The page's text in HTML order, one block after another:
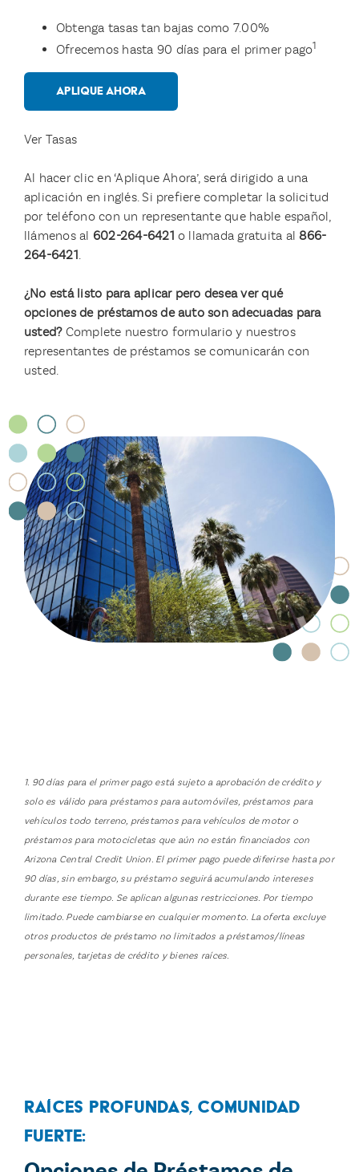
Obtenga tasas tan bajas como 7.00%
Ofrecemos hasta 90 días para el primer pago1
APLIQUE AHORA
Ver Tasas
Al hacer clic en ‘Aplique Ahora’, será dirigido a una
aplicación en inglés. Si prefiere completar la solicitud
por teléfono con un representante que hable español,
llámenos al 602-264-6421 o llamada gratuita al866-
264-6421.
¿No está listo para aplicar pero desea ver qué
opciones de préstamos de auto son adecuadas para
usted?Complete nuestro formulario y nuestros
representantes de préstamos se comunicarán con
usted.
1. 90 días para el primer pago está sujeto a aprobación de crédito y
solo es válido para préstamos para automóviles, préstamos para
vehículos todo terreno, préstamos para vehículos de motor o
préstamos para motocicletas que aún no están financiados con
Arizona Central Credit Union. El primer pago puede diferirse hasta por
90 días, sin embargo, su préstamo seguirá acumulando intereses
durante ese tiempo. Se aplican algunas restricciones. Por tiempo
limitado. Puede cambiarse en cualquier momento. La oferta excluye
otros productos de préstamo no limitados a préstamos/líneas
personales, tarjetas de crédito y bienes raíces.
Raíces Profundas, Comunidad
Fuerte: